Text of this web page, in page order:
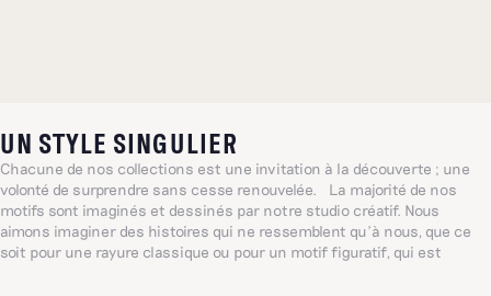
UN STYLE SINGULIER
Chacune de nos collections est une invitation à la découverte ; une
volonté de surprendre sans cesse renouvelée. La majorité de nos
motifs sont imaginés et dessinés par notre studio créatif. Nous
aimons imaginer des histoires qui ne ressemblent qu’à nous, que ce
soit pour une rayure classique ou pour un motif figuratif, qui est